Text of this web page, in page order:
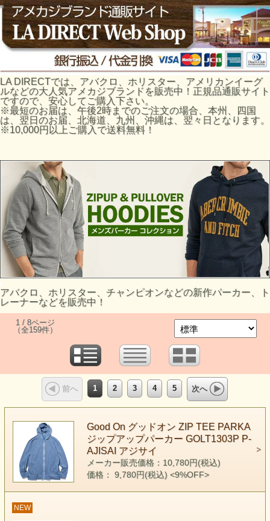
LA DIRECTでは、アバクロ、ホリスター、アメリカンイーグ
ルなどの大人気アメカジブランドを販売中！正規品通販サイト
ですので、安心してご購入下さい。
※最短のお届は、午後2時までのご注文の場合、本州、四国
は、翌日のお届、北海道、九州、沖縄は、翌々日となります。
※10,000円以上ご購入で送料無料！
アバクロ、ホリスター、チャンピオンなどの新作パーカー、ト
レーナーなどを販売中！
1 / 8ページ
（全159件）
前へ 1 2 3 4 5 次へ
Good On グッドオン ZIP TEE PARKA
ジップアップパーカー GOLT1303P P-
AJISAI アジサイ
メーカー販売価格：10,780円(税込)
価格： 9,780円(税込) <9%OFF>
NEW